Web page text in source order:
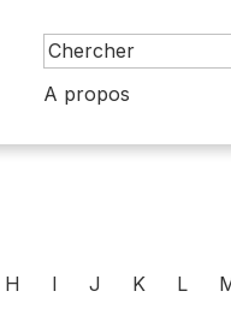
A propos
H I J K L